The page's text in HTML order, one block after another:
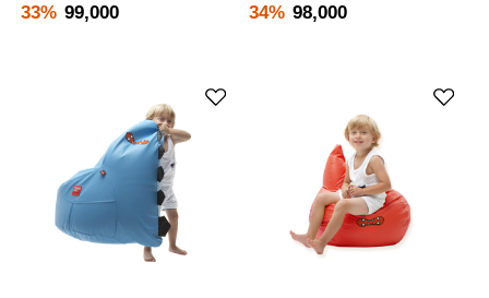
33% 99,000 34% 98,000